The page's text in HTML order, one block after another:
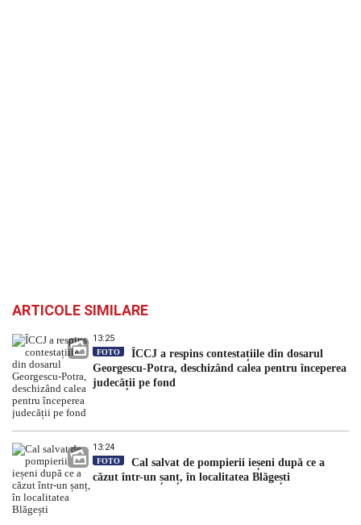
ARTICOLE SIMILARE
13:25
FOTO
ÎCCJ a respins contestațiile din dosarul
Georgescu-Potra, deschizând calea pentru începerea
judecății pe fond
13:24
FOTO
Cal salvat de pompierii ieșeni după ce a
căzut într-un șanț, în localitatea Blăgești